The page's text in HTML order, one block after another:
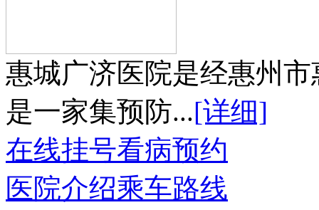
惠城广济医院是经惠州
是一家集预防...[详细]
在线挂号看病预约
医院介绍乘车路线